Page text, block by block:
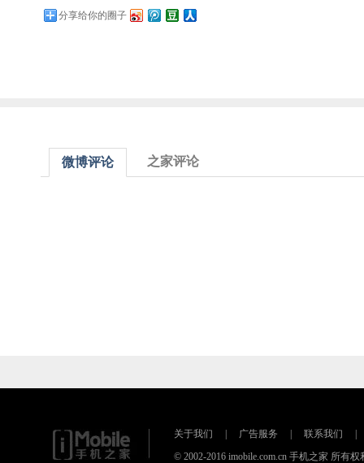
分享给你的圈子
微博评论 之家评论
关于我们 广告服务 联系我们
© 2002-2016 imobile.com.cn 手机之家 所有